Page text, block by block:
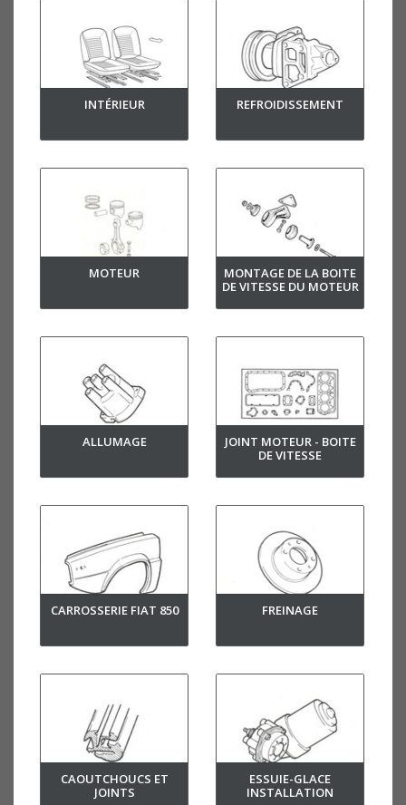
INTÉRIEUR REFROIDISSEMENT
MOTEUR
MONTAGE DE LA BOITE
DE VITESSE DU MOTEUR
ALLUMAGE
JOINT MOTEUR - BOITE
DE VITESSE
CARROSSERIE FIAT 850 FREINAGE
CAOUTCHOUCS ET
JOINTS
ESSUIE-GLACE
INSTALLATION